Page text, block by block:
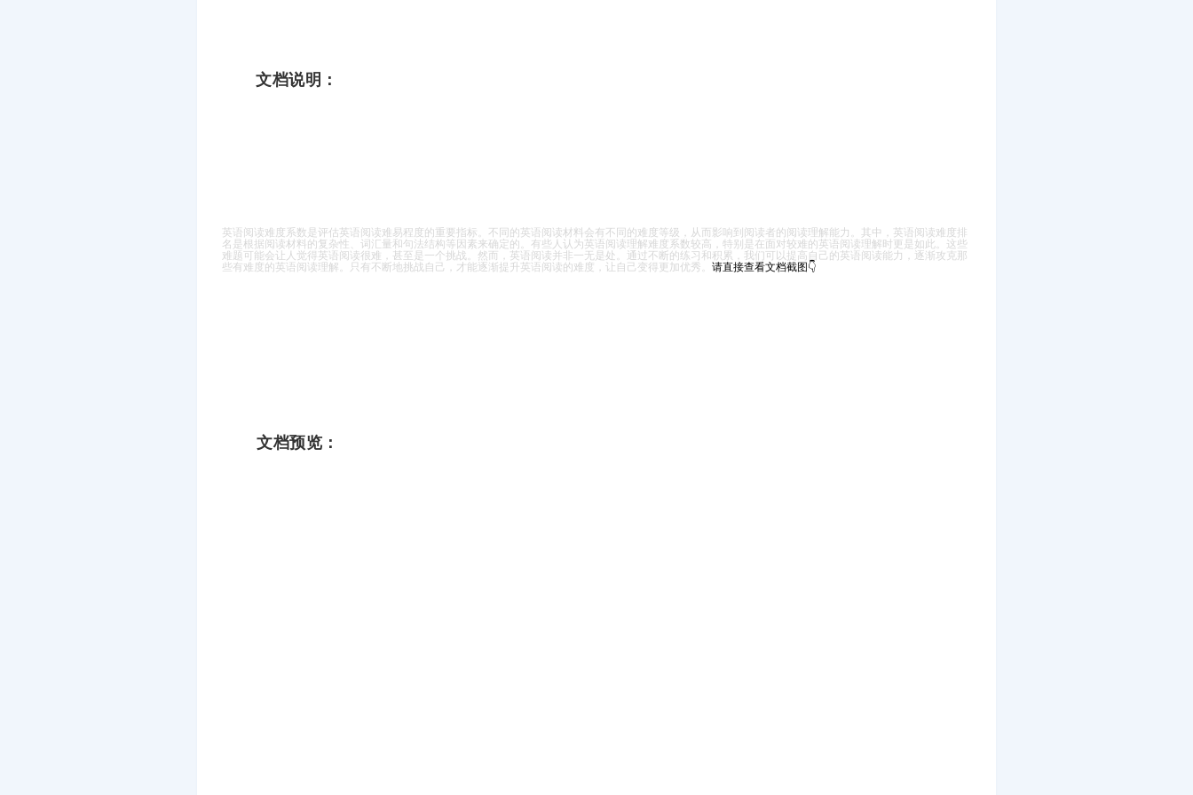
文档说明：
英语阅读难度系数是评估英语阅读难易程度的重要指标。 不同的英语阅读材料会有不同的难度等级，从而影响到阅读者的阅读理解能力。 其中，英语阅读难度排
名是根据阅读材料的复杂性、词汇量和句法结构等因素来确定的。 有些人认为英语阅读理解难度系数较高，特别是在面对较难的英语阅读理解时更是如此。 这些
难题可能会让 人觉得英语阅读很难，甚至是一个挑战。 然而，英语阅读并非一无是处。 通过不断的练习和积累，我们可以提高自己的英语阅读能力，逐渐攻克那
些有难度的英语阅读理解。
只有不断地挑战自己，才能逐渐提升英语阅读的难度，让自己变得更加优秀。 请直接查看文档截图👇
文档预览：